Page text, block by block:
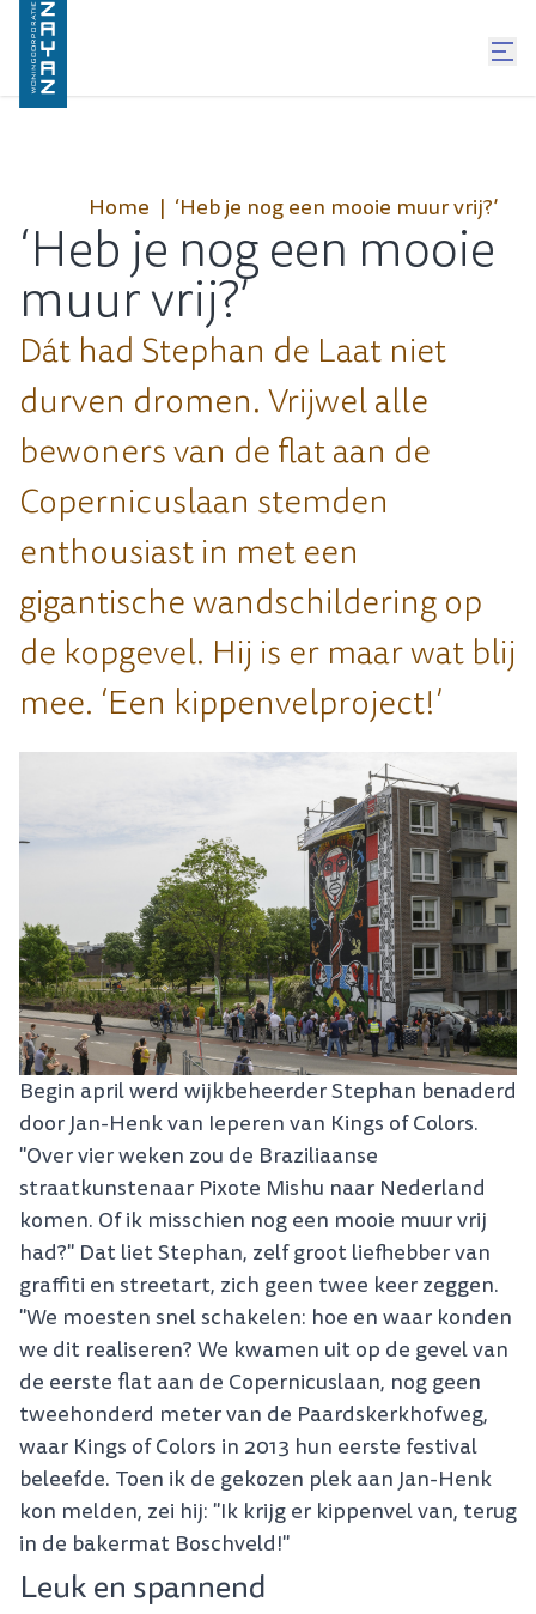
Home ‘Heb je nog een mooie muur vrij?’
‘Heb je nog een mooie
muur vrij?’
Dát had Stephan de Laat niet
durven dromen. Vrijwel alle
bewoners van de flat aan de
Copernicuslaan stemden
enthousiast in met een
gigantische wandschildering op
de kopgevel. Hij is er maar wat blij
mee. ‘Een kippenvelproject!’
Begin april werd wijkbeheerder Stephan benaderd
door Jan-Henk van Ieperen van Kings of Colors.
"Over vier weken zou de Braziliaanse
straatkunstenaar Pixote Mishu naar Nederland
komen. Of ik misschien nog een mooie muur vrij
had?" Dat liet Stephan, zelf groot liefhebber van
graffiti en streetart, zich geen twee keer zeggen.
"We moesten snel schakelen: hoe en waar konden
we dit realiseren? We kwamen uit op de gevel van
de eerste flat aan de Copernicuslaan, nog geen
tweehonderd meter van de Paardskerkhofweg,
waar Kings of Colors in 2013 hun eerste festival
beleefde. Toen ik de gekozen plek aan Jan-Henk
kon melden, zei hij: "Ik krijg er kippenvel van, terug
in de bakermat Boschveld!"
Leuk en spannend